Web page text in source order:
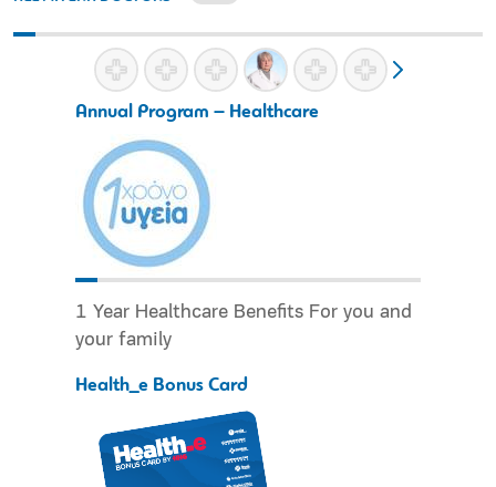
Annual Program – Healthcare
1 Year Healthcare Benefits For you and
your family
Health_e Bonus Card